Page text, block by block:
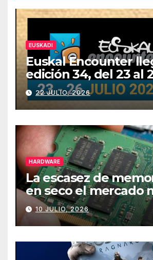
EUSKADI
Euskal Encounter
edición 34, del 23 al
julio
22 JULIO, 2026
HARDWARE
La escasez de
en seco el mercado
de PCs
10 JULIO, 2026